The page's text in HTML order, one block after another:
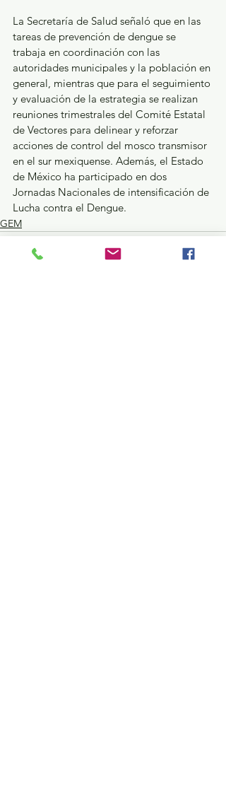
La Secretaría de Salud señaló que en las
tareas de prevención de dengue se
trabaja en coordinación con las
autoridades municipales y la población en
general, mientras que para el seguimiento
y evaluación de la estrategia se realizan
reuniones trimestrales del Comité Estatal
de Vectores para delinear y reforzar
acciones de control del mosco transmisor
en el sur mexiquense. Además, el Estado
de México ha participado en dos
Jornadas Nacionales de intensificación de
Lucha contra el Dengue.
GEM